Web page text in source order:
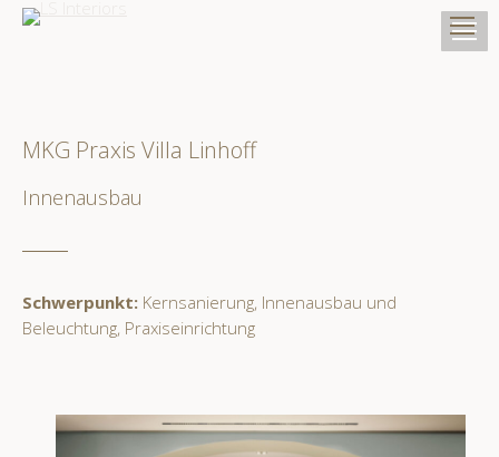
MKG Praxis Villa Linhoff
Innenausbau
Schwerpunkt: Kernsanierung, Innenausbau und
Beleuchtung, Praxiseinrichtung